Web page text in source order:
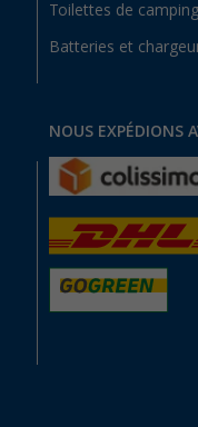
Toilettes de camping
Batteries et
NOUS EXPÉDIONS